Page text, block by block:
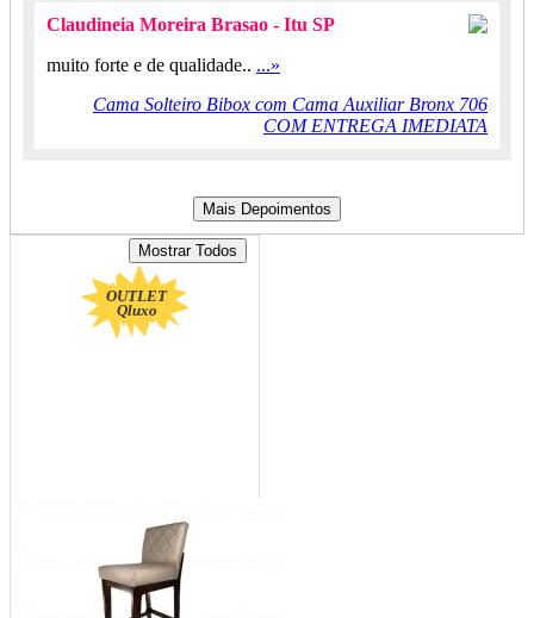
Claudineia Moreira Brasao - Itu SP
muito forte e de qualidade.. ...»
Cama Solteiro Bibox com Cama Auxiliar Bronx 706
COM ENTREGA IMEDIATA
OUTLET
Qluxo